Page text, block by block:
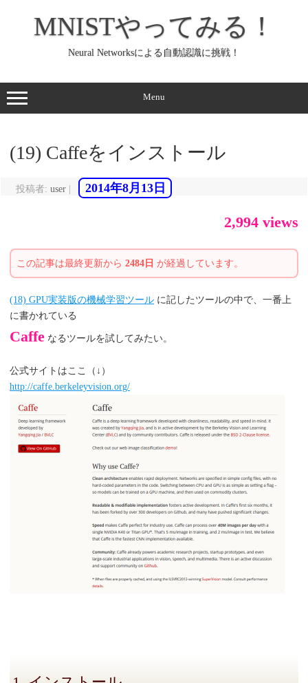
ッ
プ
MNISTやってみる！
Neural Networksによる自動認識に挑戦！
Menu
(19) Caffeをインストール
投稿者: user 2014年8月13日
2,994 views
この記事は最終更新から 2484日 が経過しています。
(18) GPU実装版の機械学習ツール に記したツールの中で、一番上
に書かれている
Caffe なるツールを試してみたい。
公式サイトはここ（↓）
http://caffe.berkeleyvision.org/